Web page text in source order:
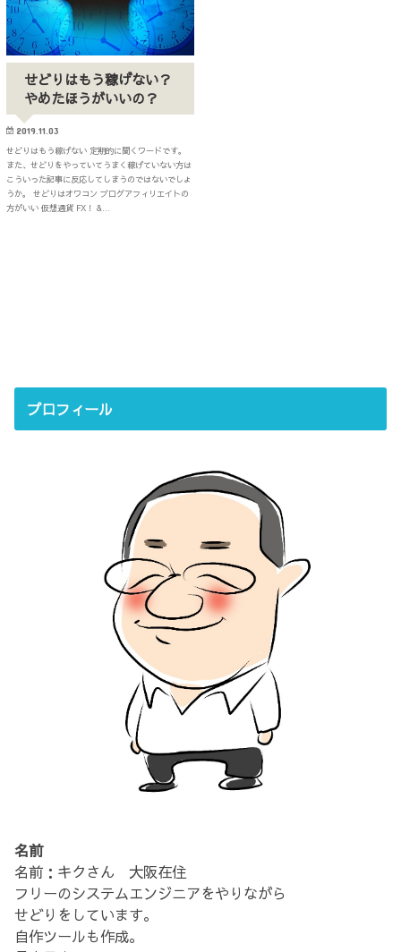
せどりはもう稼げない？
やめたほうがいいの？
2019.11.03
せどりはもう稼げない 定期的に聞くワードです。
また、せどりをやっていてうまく稼げていない方は
こういった記事に反応してしまうのではないでしょ
うか。 せどりはオワコン ブログアフィリエイトの
方がいい 仮想通貨 FX！ &…
プロフィール
名前
名前：キクさん 大阪在住
フリーのシステムエンジニアをやりながら
せどりをしています。
自作ツールも作成。